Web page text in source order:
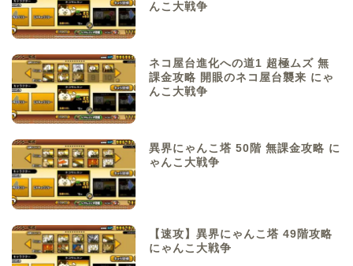
んこ大戦争
ネコ屋台進化への道1 超極ムズ 無
課金攻略 開眼のネコ屋台襲来 にゃ
んこ大戦争
異界にゃんこ塔 50階 無課金攻略 に
ゃんこ大戦争
【速攻】異界にゃんこ塔 49階攻略
にゃんこ大戦争